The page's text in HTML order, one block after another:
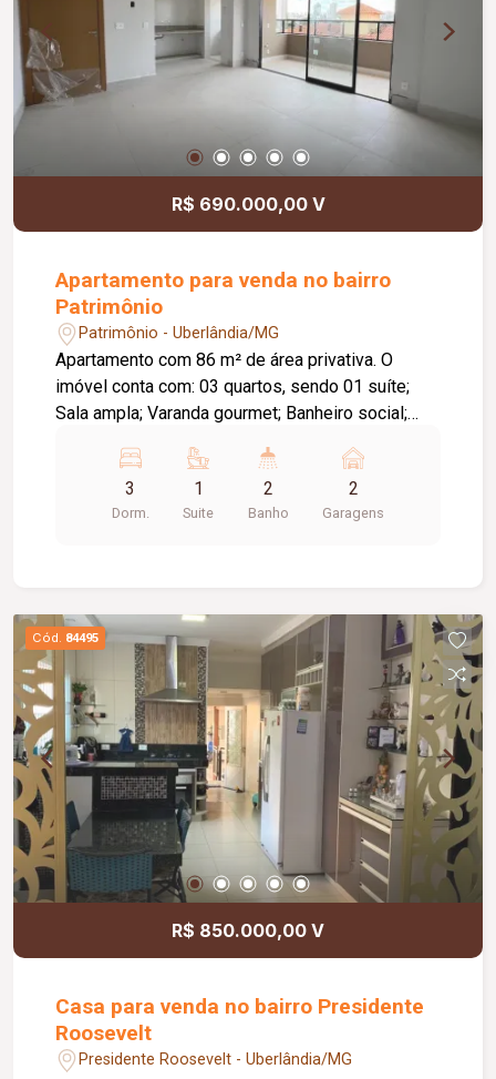
R$ 690.000,00 V
Apartamento para venda no bairro
Patrimônio
Patrimônio - Uberlândia/MG
Apartamento com 86 m² de área privativa. O
imóvel conta com: 03 quartos, sendo 01 suíte;
Sala ampla; Varanda gourmet; Banheiro social;
O condomínio conta com: Academia equipada;
Salão de festas com varanda; Fire place;
Playground; Pet place; 02 elevadores; Tomadas
ambientes; Fechadura digital, proporcionando
mais segurança e praticidade; Acabamento de
alto padrão. Informações complementares:
Analisa permuta.
3
Dorm.
1
Suite
2
Banho
2
Garagens
Cód. 84495
R$ 850.000,00 V
Casa para venda no bairro Presidente
Roosevelt
Presidente Roosevelt - Uberlândia/MG